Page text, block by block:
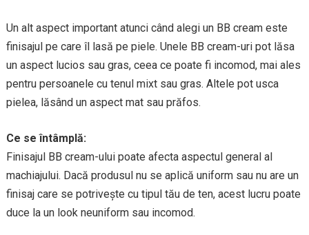
Un alt aspect important atunci când alegi un BB cream este
finisajul pe care îl lasă pe piele. Unele BB cream-uri pot lăsa
un aspect lucios sau gras, ceea ce poate fi incomod, mai ales
pentru persoanele cu tenul mixt sau gras. Altele pot usca
pielea, lăsând un aspect mat sau prăfos.
Ce se întâmplă:
Finisajul BB cream-ului poate afecta aspectul general al
machiajului. Dacă produsul nu se aplică uniform sau nu are un
finisaj care se potrivește cu tipul tău de ten, acest lucru poate
duce la un look neuniform sau incomod.